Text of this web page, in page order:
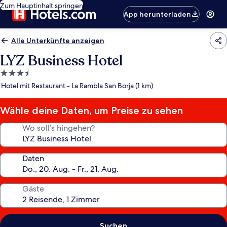
Zum Hauptinhalt springen
App herunterladen
Alle Unterkünfte anzeigen
LYZ Business Hotel
3.5-
Sterne-
Hotel mit Restaurant - La Rambla San Borja (1 km)
Wähle deine Daten, um Preise zu sehen
Wo soll’s hingehen?
Daten
Gäste